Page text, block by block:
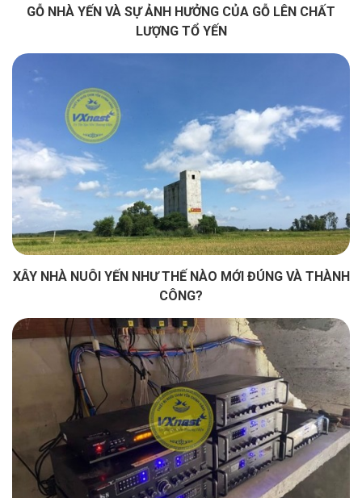
GỖ NHÀ YẾN VÀ SỰ ẢNH HƯỞNG CỦA GỖ LÊN CHẤT
LƯỢNG TỔ YẾN
XÂY NHÀ NUÔI YẾN NHƯ THẾ NÀO MỚI ĐÚNG VÀ THÀNH
CÔNG?